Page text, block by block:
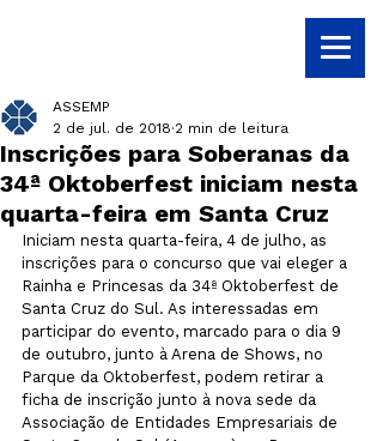
Inscrições para Soberanas da
34ª Oktoberfest iniciam nesta
quarta-feira em Santa Cruz
ASSEMP
2 de jul. de 2018 2 min de leitura
Iniciam nesta quarta-feira, 4 de julho, as
inscrições para o concurso que vai eleger a
Rainha e Princesas da 34ª Oktoberfest de
Santa Cruz do Sul. As interessadas em
participar do evento, marcado para o dia 9
de outubro, junto à Arena de Shows, no
Parque da Oktoberfest, podem retirar a
ficha de inscrição junto à nova sede da
Associação de Entidades Empresariais de